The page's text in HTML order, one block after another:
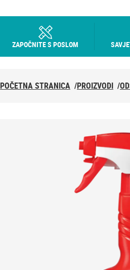
ZAPOČNITE S POSLOM
POČETNA STRANICA /PROIZVODI /